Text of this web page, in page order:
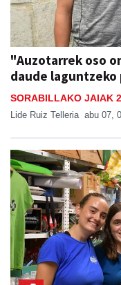
"Auzotarrek oso
daude
SORABILLAKO JAIAK
Lide Ruiz Telleria abu 07,